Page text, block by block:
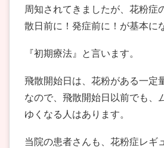
周知されてきましたが、花粉症
散日前に！発症前に！が基本に
『初期療法』と言います。
飛散開始日は、花粉がある一定
なので、飛散開始日以前でも、
ゆくなる人はあります。
当院の患者さんも、花粉症レギ